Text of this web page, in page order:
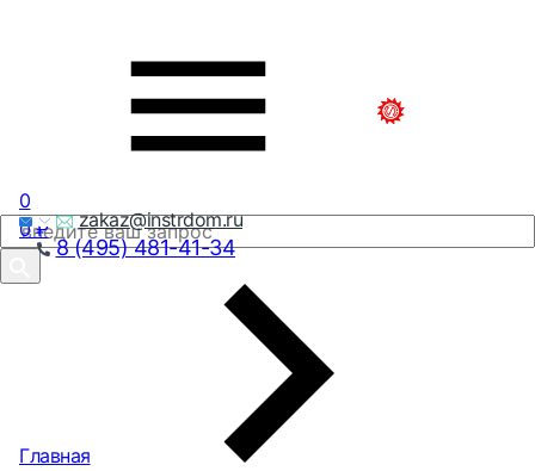
zakaz@instrdom.ru
8 (495) 481-41-34
0
0₽
Главная